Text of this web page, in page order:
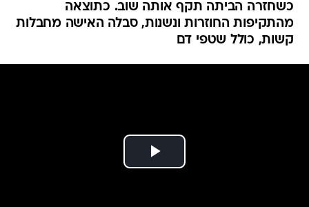
כשחזרה הביתה תקף אותה שוב. כתוצאה
מהתקיפות החוזרות ונשנות, סבלה האישה מחבלות
קשות, כולל שטפי דם